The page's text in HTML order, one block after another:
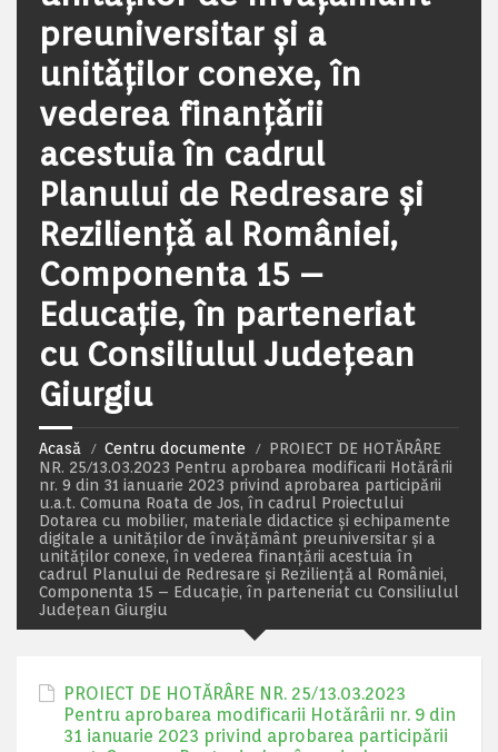
preuniversitar și a
unităților conexe, în
vederea finanțării
acestuia în cadrul
Planului de Redresare și
Reziliență al României,
Componenta 15 –
Educație, în parteneriat
cu Consiliulul Județean
Giurgiu
Acasă Centru documente
PROIECT DE HOTĂRÂRE
NR. 25/13.03.2023 Pentru aprobarea modificarii Hotărârii
nr. 9 din 31 ianuarie 2023 privind aprobarea participării
u.a.t. Comuna Roata de Jos, în cadrul Proiectului
Dotarea cu mobilier, materiale didactice și echipamente
digitale a unităților de învățământ preuniversitar și a
unităților conexe, în vederea finanțării acestuia în
cadrul Planului de Redresare și Reziliență al României,
Componenta 15 – Educație, în parteneriat cu Consiliulul
Județean Giurgiu
PROIECT DE HOTĂRÂRE NR. 25/13.03.2023
Pentru aprobarea modificarii Hotărârii nr. 9 din
31 ianuarie 2023 privind aprobarea participării